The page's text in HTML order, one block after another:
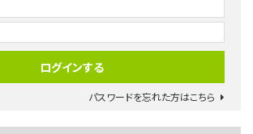
パスワードを忘れた方はこちら